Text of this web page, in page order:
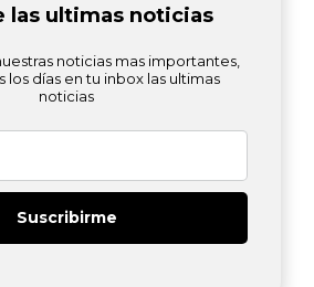
las ultimas noticias
noticias mas importantes,
días en tu inbox las ultimas
noticias
Suscribirme